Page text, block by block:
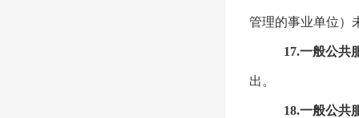
管理的事业单位）
17.一般公共
出。
18.一般公共